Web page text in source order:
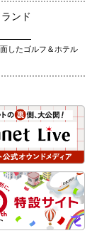
ンド
したゴルフ＆ホテル